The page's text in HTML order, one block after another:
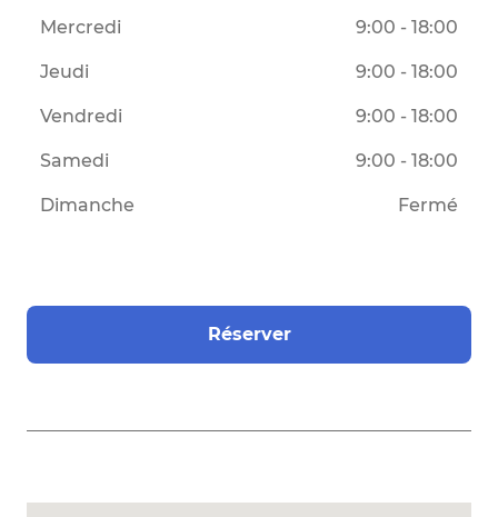
Mercredi 9:00 - 18:00
Jeudi 9:00 - 18:00
Vendredi 9:00 - 18:00
Samedi 9:00 - 18:00
Dimanche Fermé
Réserver